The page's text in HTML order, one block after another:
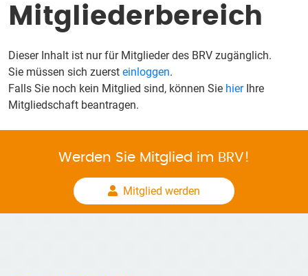
Mitgliederbereich
Dieser Inhalt ist nur für Mitglieder des BRV zugänglich.
Sie müssen sich zuerst einloggen.
Falls Sie noch kein Mitglied sind, können Sie hierIhre
Mitgliedschaft beantragen.
Werden Sie Mitglied im BRV!
Mitglied werden